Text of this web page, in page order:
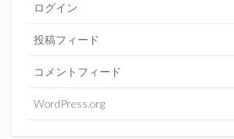
ログイン
投稿フィード
コメントフィード
WordPress.org